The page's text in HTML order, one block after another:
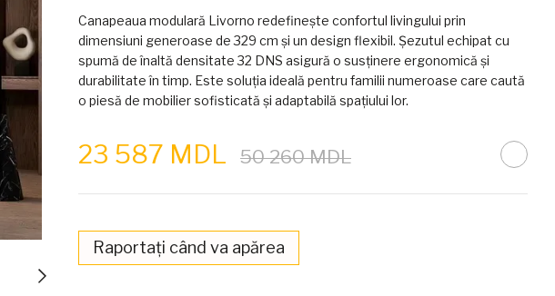
Canapeaua modulară Livorno redefinește confortul livingului prin
dimensiuni generoase de 329 cm și un design flexibil. Șezutul echipat cu
spumă de înaltă densitate 32 DNS asigură o susținere ergonomică și
durabilitate în timp. Este soluția ideală pentru familii numeroase care caută
o piesă de mobilier sofisticată și adaptabilă spațiului lor.
23 587 MDL 50 260 MDL
Raportați când va apărea